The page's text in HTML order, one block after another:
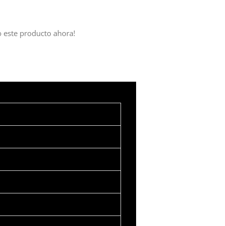
este producto ahora!